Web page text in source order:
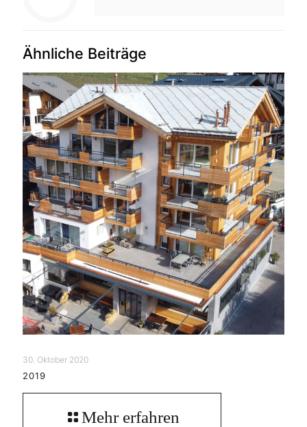
Ähnliche Beiträge
30. Oktober 2020
2019
Mehr erfahren